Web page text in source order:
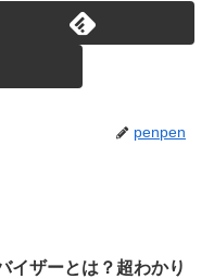
penpen
イザーとは？超わかり